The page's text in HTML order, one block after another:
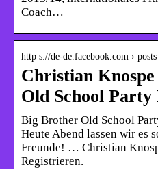
Coach…
http s://de-de.facebook.com ›
Christian
Old School
Big Brother Old School
Heute Abend lassen wir es
Freunde! … Christian
Registrieren.